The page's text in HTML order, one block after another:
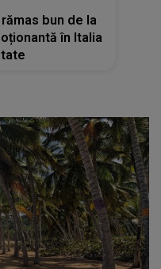
bun de la
în Italia